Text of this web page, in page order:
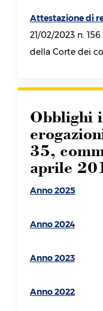
Attestazione di
21/02/2023 n.
della Corte dei
Obblighi
35,
aprile
Anno 2025
Anno 2024
Anno 2023
Anno 2022